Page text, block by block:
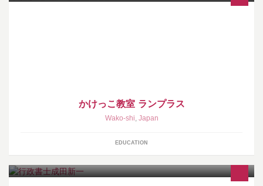
かけっこ教室 ランプラス
Wako-shi, Japan
EDUCATION